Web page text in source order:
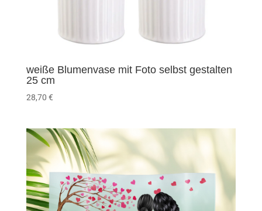
weiße Blumenvase mit Foto selbst gestalten
25 cm
28,70 €